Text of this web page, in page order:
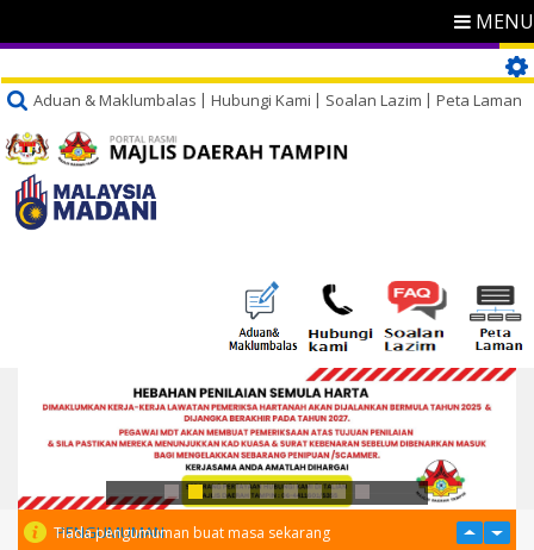
MENU
Aduan & Maklumbalas Hubungi Kami Soalan Lazim Peta Laman
PENGUMUMAN
Tiada pengumuman buat masa sekarang